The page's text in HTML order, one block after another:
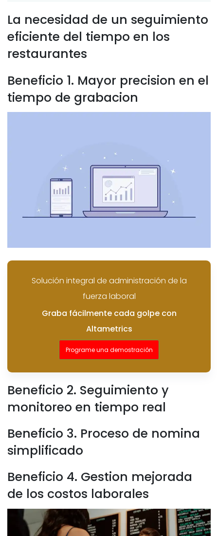
La necesidad de un seguimiento
eficiente del tiempo en los
restaurantes
Beneficio 1. Mayor precision en el
tiempo de grabacion
Solución integral de administración de la
fuerza laboral
Graba fácilmente cada golpe con
Altametrics
Programe una demostración
Beneficio 2. Seguimiento y
monitoreo en tiempo real
Beneficio 3. Proceso de nomina
simplificado
Beneficio 4. Gestion mejorada
de los costos laborales